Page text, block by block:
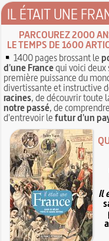
IL ÉTAIT UNE
PARCOUREZ 2000
LE TEMPS DE 1600
1400 pages brossant le
d'une Francequi voici deux
première puissance du
divertissante et instructive
racines, de découvrir toute
notre passé, de comprendre
d'entrevoir lefutur d'un
Il